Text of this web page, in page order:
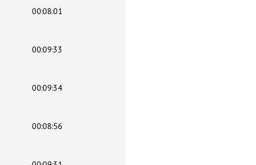
00:08:01
00:09:33
00:09:34
00:08:56